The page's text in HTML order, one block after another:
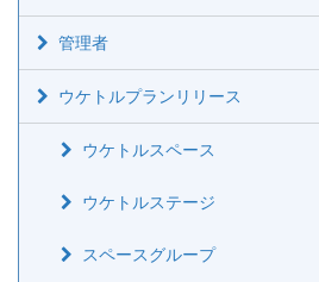
管理者
ウケトルプランリリース
ウケトルスペース
ウケトルステージ
スペースグループ